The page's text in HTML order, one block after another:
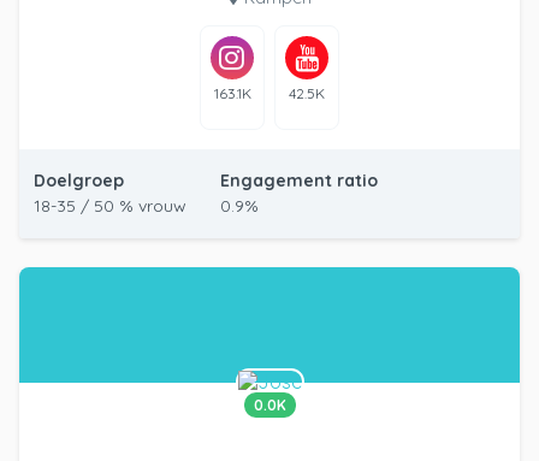
163.1K 42.5K
Doelgroep
18-35 / 50 % vrouw
Engagement ratio
0.9%
0.0K